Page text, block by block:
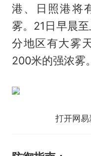
港、日照港将
雾。21日早晨
分地区有大雾
200米的强浓雾。
打开网